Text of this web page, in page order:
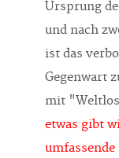
Ursprung
und nach
ist das
Gegenwart
mit
etwas gibt